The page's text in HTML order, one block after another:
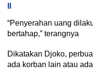
“Penyerahan uang
bertahap,” terangnya
Dikatakan Djoko,
ada korban lain atau